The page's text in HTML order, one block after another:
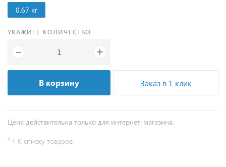
0.67 кг
УКАЖИТЕ КОЛИЧЕСТВО
− +
В корзину Заказ в 1 клик
Цена действительна только для интернет-магазина.
К списку товаров